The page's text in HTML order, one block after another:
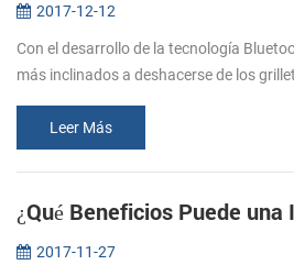
2017-12-12
Con el desarrollo de la tecnología
más inclinados a deshacerse de los
volumen,...
Leer Más
2017-11-27